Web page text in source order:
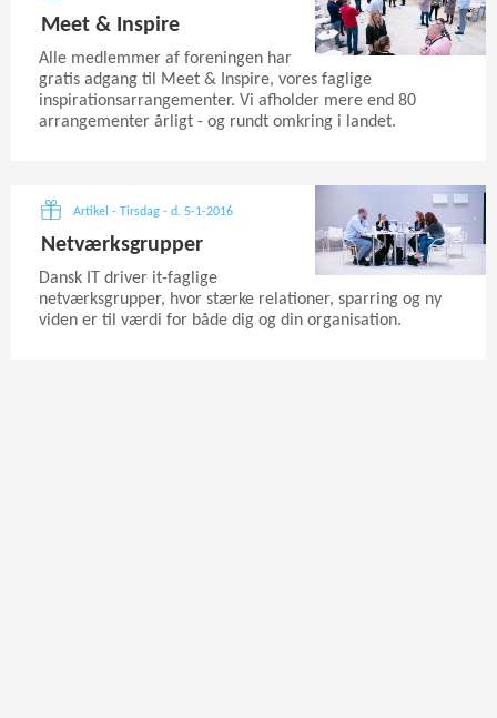
Meet & Inspire
Alle medlemmer af foreningen har
gratis adgang til Meet & Inspire, vores faglige
inspirationsarrangementer. Vi afholder mere end 80
arrangementer årligt - og rundt omkring i landet.
Artikel - Tirsdag - d. 5-1-2016
Netværksgrupper
Dansk IT driver it-faglige
netværksgrupper, hvor stærke relationer, sparring og ny
viden er til værdi for både dig og din organisation.